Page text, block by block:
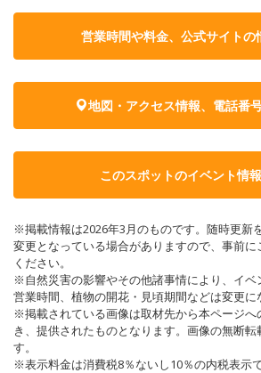
営業時間や料金、公式サイトの
地図・アクセス情報、電話番
このスポットのイベント情
※掲載情報は2026年3月のものです。随時更新
変更となっている場合がありますので、事前
ください。
※自然災害の影響やその他諸事情により、イベ
営業時間、植物の開花・見頃期間などは変更に
※掲載されている画像は取材先から本ページへ
き、提供されたものとなります。画像の無断
す。
※表示料金は消費税8％ないし10％の内税表示で